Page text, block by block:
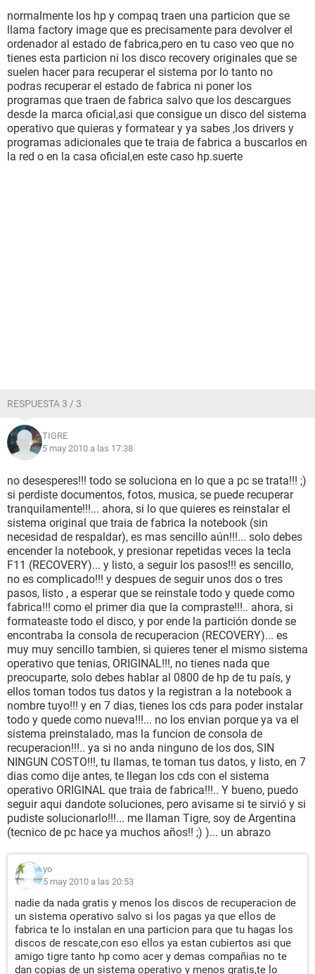
normalmente los hp y compaq traen una particion que se
llama factory image que es precisamente para devolver el
ordenador al estado de fabrica,pero en tu caso veo que no
tienes esta particion ni los disco recovery originales que se
suelen hacer para recuperar el sistema por lo tanto no
podras recuperar el estado de fabrica ni poner los
programas que traen de fabrica salvo que los descargues
desde la marca oficial,asi que consigue un disco del sistema
operativo que quieras y formatear y ya sabes ,los drivers y
programas adicionales que te traia de fabrica a buscarlos en
la red o en la casa oficial,en este caso hp.suerte
RESPUESTA 3 / 3
TIGRE
5 may 2010 a las 17:38
no desesperes!!! todo se soluciona en lo que a pc se trata!!! ;)
si perdiste documentos, fotos, musica, se puede recuperar
tranquilamente!!!... ahora, si lo que quieres es reinstalar el
sistema original que traia de fabrica la notebook (sin
necesidad de respaldar), es mas sencillo aún!!!... solo debes
encender la notebook, y presionar repetidas veces la tecla
F11 (RECOVERY)... y listo, a seguir los pasos!!! es sencillo,
no es complicado!!! y despues de seguir unos dos o tres
pasos, listo , a esperar que se reinstale todo y quede como
fabrica!!! como el primer dia que la compraste!!!.. ahora, si
formateaste todo el disco, y por ende la partición donde se
encontraba la consola de recuperacion (RECOVERY)... es
muy muy sencillo tambien, si quieres tener el mismo sistema
operativo que tenias, ORIGINAL!!!, no tienes nada que
preocuparte, solo debes hablar al 0800 de hp de tu país, y
ellos toman todos tus datos y la registran a la notebook a
nombre tuyo!!! y en 7 dias, tienes los cds para poder instalar
todo y quede como nueva!!!... no los envian porque ya va el
sistema preinstalado, mas la funcion de consola de
recuperacion!!!.. ya si no anda ninguno de los dos, SIN
NINGUN COSTO!!!, tu llamas, te toman tus datos, y listo, en 7
dias como dije antes, te llegan los cds con el sistema
operativo ORIGINAL que traia de fabrica!!!.. Y bueno, puedo
seguir aqui dandote soluciones, pero avisame si te sirvió y si
pudiste solucionarlo!!!... me llaman Tigre, soy de Argentina
(tecnico de pc hace ya muchos años!! ;) )... un abrazo
yo
5 may 2010 a las 20:53
nadie da nada gratis y menos los discos de recuperacion de
un sistema operativo salvo si los pagas ya que ellos de
fabrica te lo instalan en una particion para que tu hagas los
discos de rescate,con eso ellos ya estan cubiertos asi que
amigo tigre tanto hp como acer y demas compañias no te
dan copias de un sistema operativo y menos gratis,te lo